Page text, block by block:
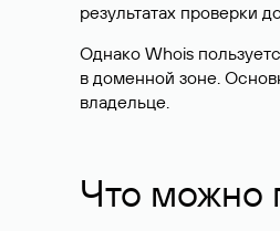
результатах проверки
Однако Whois
в доменной зоне.
владельце.
Что можно